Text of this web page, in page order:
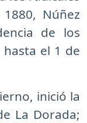
Núñez
de los
hasta el 1 de
inició la
La Dorada;